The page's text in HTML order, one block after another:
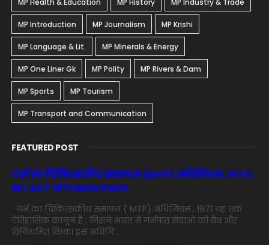
MP Health & Education MP History MP Industry & Trade
MP Introduction MP Journalism MP Krishi
MP Language & Lit. MP Minerals & Energy
MP One Liner Gk MP Polity MP Rivers & Dam
MP Sports MP Tourism
MP Transport and Communication
FEATURED POST
गर्भ का चिकित्सकीय समापन (MTP) अधिनियम, 1971 |
MT ACT 1971 Main Point
गर्भ का चिकित्सकीय समापन ( MTP) अधिनियम , 1971 यह एक
ऐतिहासिक कानून है , जिसने भारत में गर्भपात सेवाओं को वैध और
विनियमित किया। इस अधिनि...